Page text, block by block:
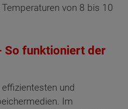
von 8 bis 10
So funktioniert der
und
Im